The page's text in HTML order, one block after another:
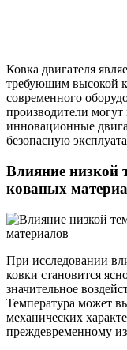
Ковка двигателя
требующим высокой
современного
производители
инновационные
безопасную
Влияние низкой
кованых
При исследовании
ковки становится
значительное
Температура может
механических
преждевременному